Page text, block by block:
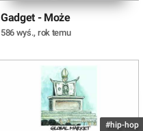
Gadget - Może
586 wyś., rok temu
#hip-hop